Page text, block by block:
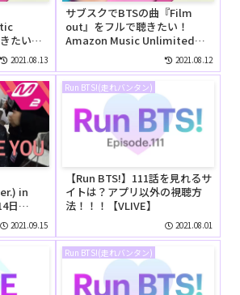
たい！
で
2021.08.13
サブスクでBTSの曲『Film
out』をフルで聴きたい！
Amazon Music Unlimitedで
2021.08.12
in
日
【動
2021.09.15
Run BTS!(走れバンタン)
【Run BTS!】111話を見れるサ
イトは？アプリ以外の視聴方
法！！！【VLIVE】
2021.08.01
Run BTS!(走れバンタン)